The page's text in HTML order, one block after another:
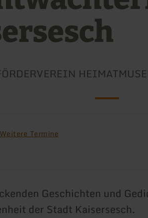
Weitere Termine
Geschichten und
der Stadt Kaisersesch.